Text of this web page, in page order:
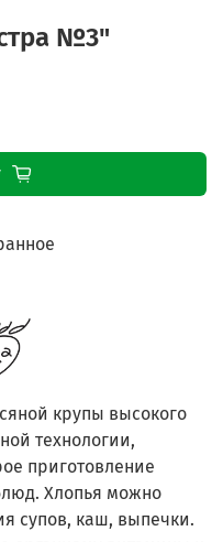
№3"
крупы высокого
технологии,
приготовление
Хлопья можно
супов, каш, выпечки.